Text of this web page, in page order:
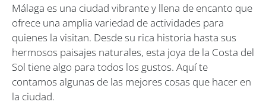
Málaga es una ciudad vibrante y llena de encanto que
ofrece una amplia variedad de actividades para
quienes la visitan. Desde su rica historia hasta sus
hermosos paisajes naturales, esta joya de la Costa del
Sol tiene algo para todos los gustos. Aquí te
contamos algunas de las mejores cosas que hacer en
la ciudad.